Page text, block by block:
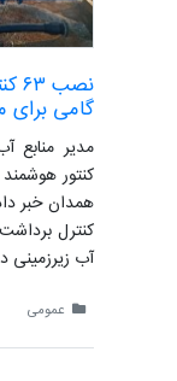
گامی برای
کنتور
همدان خبر
کنترل
آب زیرزمینی
عمومی